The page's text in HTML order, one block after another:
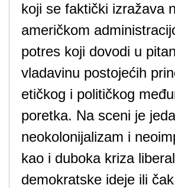
koji se faktički izražava
američkom
potres koji dovodi u
vladavinu postojećih
etičkog i političkog
poretka. Na sceni je
neokolonijalizam i
kao i duboka kriza
demokratske ideje ili